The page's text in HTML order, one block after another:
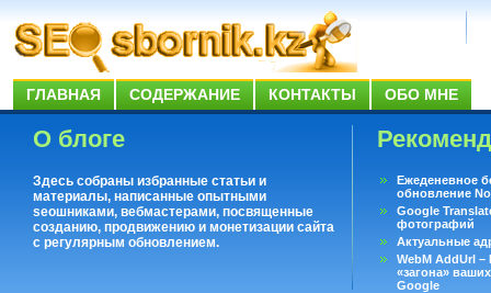
ГЛАВНАЯ СОДЕРЖАНИЕ КОНТАКТЫ ОБО МНЕ
О блоге
Здесь собраны избранные статьи и
материалы, написанные опытными
seoшниками, вебмастерами, посвященные
созданию, продвижению и монетизации сайта
с регулярным обновлением.
Ежеденевное
обновление
Google
фотографий
Актуальные
WebM AddUrl
«загона»
Google